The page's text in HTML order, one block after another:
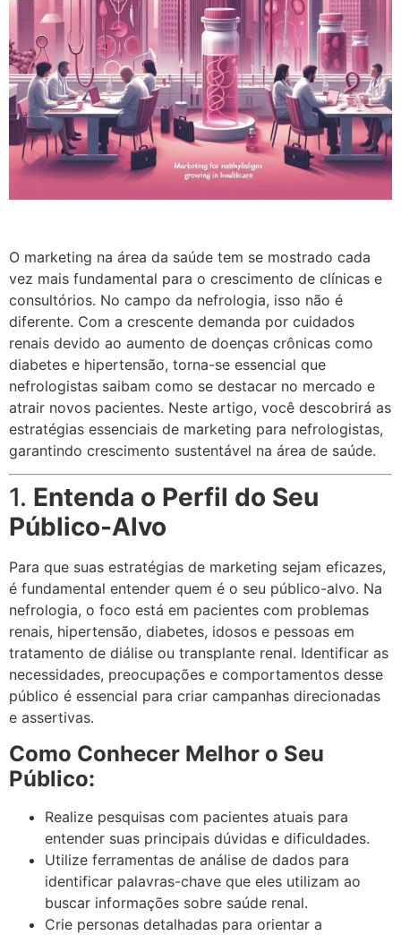
O marketing na área da saúde tem se mostrado cada
vez mais fundamental para o crescimento de clínicas e
consultórios. No campo da nefrologia, isso não é
diferente. Com a crescente demanda por cuidados
renais devido ao aumento de doenças crônicas como
diabetes e hipertensão, torna-se essencial que
nefrologistas saibam como se destacar no mercado e
atrair novos pacientes. Neste artigo, você descobrirá as
estratégias essenciais de marketing para nefrologistas,
garantindo crescimento sustentável na área de saúde.
1. Entenda o Perfil do Seu
Público-Alvo
Para que suas estratégias de marketing sejam eficazes,
é fundamental entender quem é o seu público-alvo. Na
nefrologia, o foco está em pacientes com problemas
renais, hipertensão, diabetes, idosos e pessoas em
tratamento de diálise ou transplante renal. Identificar as
necessidades, preocupações e comportamentos desse
público é essencial para criar campanhas direcionadas
e assertivas.
Como Conhecer Melhor o Seu
Público:
Realize pesquisas com pacientes atuais para
entender suas principais dúvidas e dificuldades.
Utilize ferramentas de análise de dados para
identificar palavras-chave que eles utilizam ao
buscar informações sobre saúde renal.
Crie personas detalhadas para orientar a